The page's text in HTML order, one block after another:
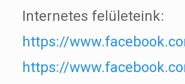
Internetes felületeink:
https://
https://